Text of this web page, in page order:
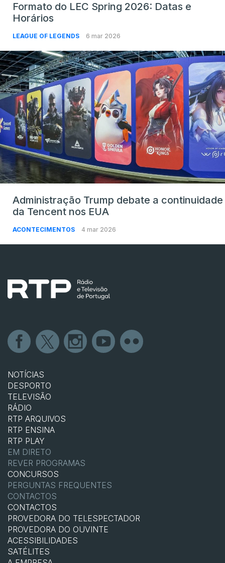
Formato do LEC Spring 2026: Datas e
Horários
LEAGUE OF LEGENDS 6 mar 2026
Administração Trump debate a continuidade
da Tencent nos EUA
ACONTECIMENTOS 4 mar 2026
NOTÍCIAS
DESPORTO
TELEVISÃO
RÁDIO
RTP ARQUIVOS
RTP ENSINA
RTP PLAY
EM DIRETO
REVER PROGRAMAS
CONCURSOS
PERGUNTAS FREQUENTES
CONTACTOS
CONTACTOS
PROVEDORA DO TELESPECTADOR
PROVEDORA DO OUVINTE
ACESSIBILIDADES
SATÉLITES